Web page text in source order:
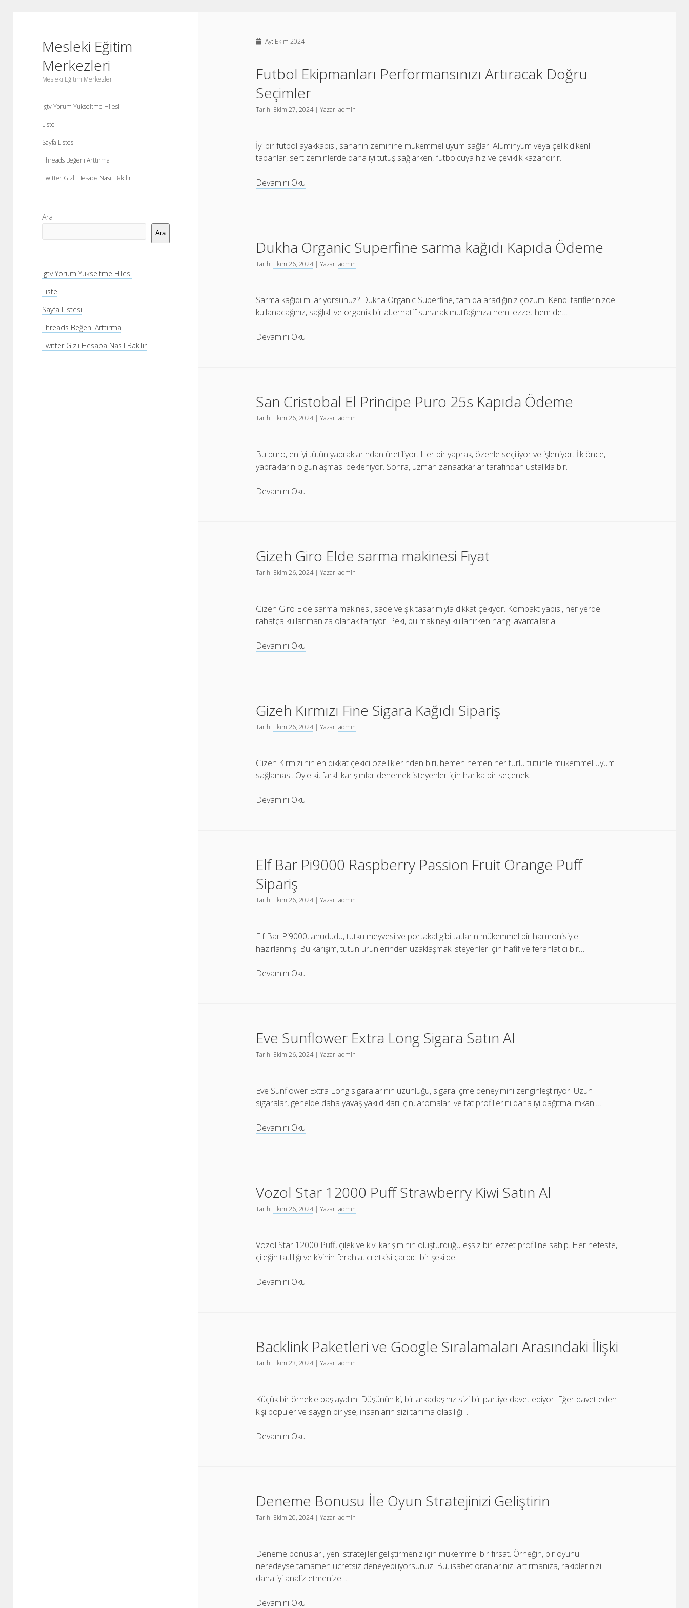
Mesleki Eğitim
Merkezleri
Mesleki Eğitim Merkezleri
Igtv Yorum Yükseltme Hilesi
Liste
Sayfa Listesi
Threads Beğeni Arttırma
Twitter Gizli Hesaba Nasıl Bakılır
Yan
Menü
Ara
Ara
Igtv Yorum Yükseltme Hilesi
Liste
Sayfa Listesi
Threads Beğeni Arttırma
Twitter Gizli Hesaba Nasıl Bakılır
Ay: Ekim 2024
Futbol Ekipmanları Performansınızı Artıracak Doğru
Seçimler
Tarih: Ekim 27, 2024| Yazar:admin
İyi bir futbol ayakkabısı, sahanın zeminine mükemmel uyum sağlar. Alüminyum veya çelik dikenli
tabanlar, sert zeminlerde daha iyi tutuş sağlarken, futbolcuya hız ve çeviklik kazandırır.…
Devamını Oku
Seçimler
Dukha Organic Superfine sarma kağıdı Kapıda Ödeme
Tarih: Ekim 26, 2024| Yazar:admin
Sarma kağıdı mı arıyorsunuz? Dukha Organic Superfine, tam da aradığınız çözüm! Kendi tariflerinizde
kullanacağınız, sağlıklı ve organik bir alternatif sunarak mutfağınıza hem lezzet hem de…
Devamını Oku
Kapıda
Ödeme
San Cristobal El Principe Puro 25s Kapıda Ödeme
Tarih: Ekim 26, 2024| Yazar:admin
Bu puro, en iyi tütün yapraklarından üretiliyor. Her bir yaprak, özenle seçiliyor ve işleniyor. İlk önce,
yaprakların olgunlaşması bekleniyor. Sonra, uzman zanaatkarlar tarafından ustalıkla bir…
Devamını Oku
25s
Kapıda
Ödeme
Gizeh Giro Elde sarma makinesi Fiyat
Tarih: Ekim 26, 2024| Yazar:admin
Gizeh Giro Elde sarma makinesi, sade ve şık tasarımıyla dikkat çekiyor. Kompakt yapısı, her yerde
rahatça kullanmanıza olanak tanıyor. Peki, bu makineyi kullanırken hangi avantajlarla…
Devamını Oku
Fiyat
Gizeh Kırmızı Fine Sigara Kağıdı Sipariş
Tarih: Ekim 26, 2024| Yazar:admin
Gizeh Kırmızı'nın en dikkat çekici özelliklerinden biri, hemen hemen her türlü tütünle mükemmel uyum
sağlaması. Öyle ki, farklı karışımlar denemek isteyenler için harika bir seçenek.…
Devamını Oku
Sipariş
Elf Bar Pi9000 Raspberry Passion Fruit Orange Puff
Sipariş
Tarih: Ekim 26, 2024| Yazar:admin
Elf Bar Pi9000, ahududu, tutku meyvesi ve portakal gibi tatların mükemmel bir harmonisiyle
hazırlanmış. Bu karışım, tütün ürünlerinden uzaklaşmak isteyenler için hafif ve ferahlatıcı bir…
Devamını Oku
Fruit
Orange
Puff
Eve Sunflower Extra Long Sigara Satın Al
Tarih: Ekim 26, 2024| Yazar:admin
Eve Sunflower Extra Long sigaralarının uzunluğu, sigara içme deneyimini zenginleştiriyor. Uzun
sigaralar, genelde daha yavaş yakıldıkları için, aromaları ve tat profillerini daha iyi dağıtma imkanı…
Devamını Oku
Satın
Al
Vozol Star 12000 Puff Strawberry Kiwi Satın Al
Tarih: Ekim 26, 2024| Yazar:admin
Vozol Star 12000 Puff, çilek ve kivi karışımının oluşturduğu eşsiz bir lezzet profiline sahip. Her nefeste,
çileğin tatlılığı ve kivinin ferahlatıcı etkisi çarpıcı bir şekilde…
Devamını Oku
Kiwi
Satın
Al
Backlink Paketleri ve Google Sıralamaları Arasındaki İlişki
Tarih: Ekim 23, 2024| Yazar:admin
Küçük bir örnekle başlayalım. Düşünün ki, bir arkadaşınız sizi bir partiye davet ediyor. Eğer davet eden
kişi popüler ve saygın biriyse, insanların sizi tanıma olasılığı…
Devamını Oku
Arasındaki
İlişki
Deneme Bonusu İle Oyun Stratejinizi Geliştirin
Tarih: Ekim 20, 2024| Yazar:admin
Deneme bonusları, yeni stratejiler geliştirmeniz için mükemmel bir fırsat. Örneğin, bir oyunu
neredeyse tamamen ücretsiz deneyebiliyorsunuz. Bu, isabet oranlarınızı artırmanıza, rakiplerinizi
daha iyi analiz etmenize…
Devamını Oku